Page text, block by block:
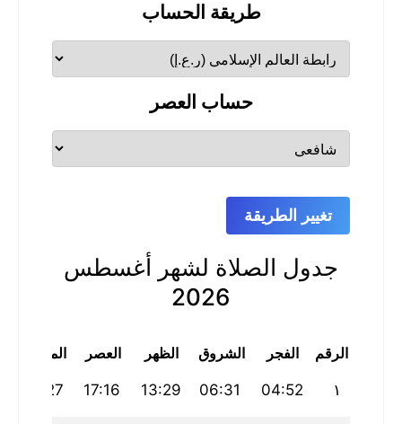
طريقة الحساب
حساب العصر
تغيير الطريقة
جدول الصلاة لشهر أغسطس
2026
الرقم الفجر الشروق الظهر العصر المغرب
١ 04:52
06:31
13:29
17:16
20:27